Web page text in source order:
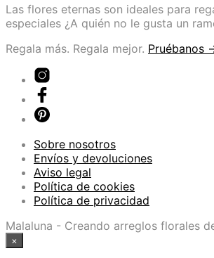
Las flores eternas son ideales para
especiales ¿A quién no le gusta un
Regala más. Regala mejor. Pruébanos
Sobre nosotros
Envíos y devoluciones
Aviso legal
Política de cookies
Política de privacidad
Malaluna - Creando arreglos florales
×